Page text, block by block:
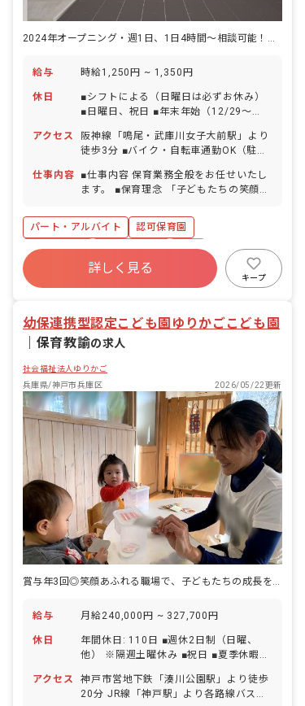
2024年オープニング・週1日、1日4時間～相談可能！扶養内もOK
給与 時給1,250円 ~ 1,350円
休日
■シフトによる（日曜日は必ずお休み）
■日曜日、祝日 ■年末年始（12/29～
定日数を付与／半日単位での取得可） ■
慶弔休暇 ■産前産後・育児休暇（取得
率・復帰率ともに100％） ■介護・看護
休暇
アクセス
阪神線「鳴尾・武庫川女子大前駅」より
徒歩3分 ■バイク・自転車通勤OK（駐輪
仕事内容
■仕事内容 保育業務全般をお任せいたし
ます。 ■保育理念 「子どもたちの笑顔と
と、こどもたちの笑顔のため、そして豊
かな感性を育むため、深い愛情をもって
接することを保育理念としています。 ■
保育の特徴 「考え・表現できる力を育
む」 英語・体操・リトミックや造形な
活動します。
パート・アルバイト
認可保育園
ブランクOK
社会保険完備
有給
福利厚生充実
退職金制度
残業少なめ
詳しく見る
キープ
幼保連携型認定こども園ゆりかごこども園
保育教諭の求人
社会福祉法人ゆりかご
兵庫県/神戸市兵庫区
2026/05/22更新
賞与年3回◎笑顔あふれる職場で、子どもたちの成長を見守りませんか
給与 月給240,000円 ~ 327,700円
休日
年間休日: 110日 ■週休2日制（日曜、
他） ※隔週土曜休み ■祝日 ■夏季休暇
1/3） ■有給休暇（半日単位での取得可
／5日以上の連休相談OK） ※入社直後に
アクセス
神戸市営地下鉄「湊川公園駅」より徒歩
20分 JR線「神戸駅」より各路線バス利